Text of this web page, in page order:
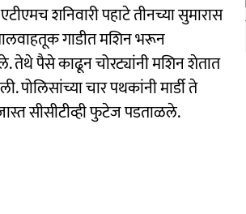
शनिवारी पहाटे तीनच्या सुमारास
गाडीत मशिन भरून
तेथे पैसे काढून चोरट्यांनी मशिन शेतात
पोलिसांच्या चार पथकांनी मार्डी ते
जास्त सीसीटीव्ही फुटेज पडताळले.